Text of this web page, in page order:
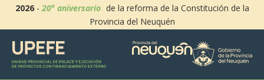
2026-20° aniversario de la reforma de la Constitución de la
Provincia del Neuquén